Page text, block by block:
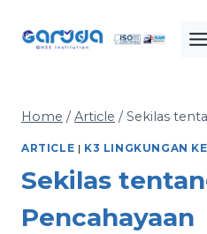
Home / Article / Sekilas
ARTICLE | K3 LINGKUNGAN
Sekilas
Pencahayaan